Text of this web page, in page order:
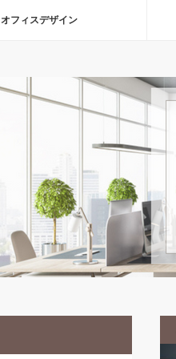
オフィスデザイン